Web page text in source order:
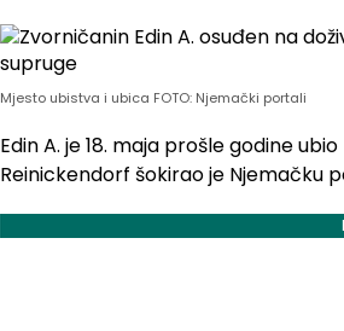
Mjesto ubistva i ubica FOTO: Njemački portali
Edin A. je 18. maja prošle godine
Reinickendorf šokirao je Njemačku